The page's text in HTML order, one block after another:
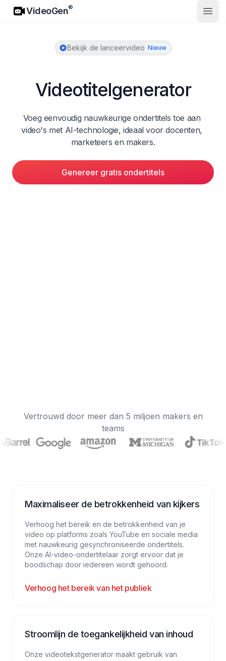
VideoGen
VideoGen®
Bekijk de lanceervideo Nieuw
Videotitelgenerator
Voeg eenvoudig nauwkeurige ondertitels toe aan
video's met AI-technologie, ideaal voor docenten,
marketeers en makers.
Genereer gratis ondertitels
Vertrouwd door meer dan 5 miljoen makers en
teams
Maximaliseer de betrokkenheid van kijkers
Verhoog het bereik en de betrokkenheid van je
video op platforms zoals YouTube en sociale media
met nauwkeurig gesynchroniseerde ondertitels.
Onze AI-video-ondertitelaar zorgt ervoor dat je
boodschap door iedereen wordt gehoord.
Verhoog het bereik van het publiek
Stroomlijn de toegankelijkheid van inhoud
Onze videotekstgenerator maakt gebruik van